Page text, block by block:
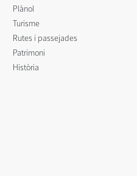
Plànol
Turisme
Rutes i passejades
Patrimoni
Història